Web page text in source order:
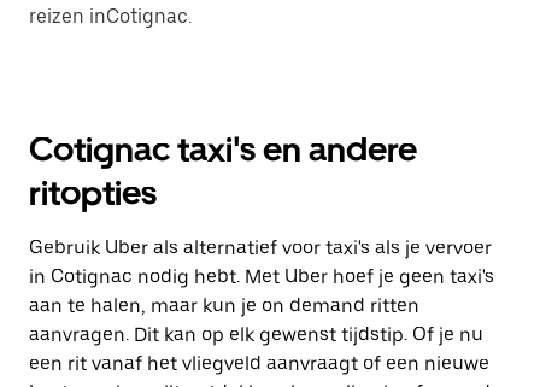
reizen inCotignac.
Cotignac taxi's en andere
ritopties
Gebruik Uber als alternatief voor taxi's als je vervoer
in Cotignac nodig hebt. Met Uber hoef je geen taxi's
aan te halen, maar kun je on demand ritten
aanvragen. Dit kan op elk gewenst tijdstip. Of je nu
een rit vanaf het vliegveld aanvraagt of een nieuwe